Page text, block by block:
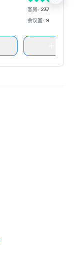
客房: 237
会议室: 8